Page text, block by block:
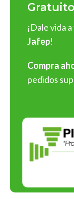
Pinturas para
personalizables.
Barnices y
Selladores y
para preparar y
¡Elige
Medio
¡Dale vida
Jafep!
Compra
pedidos